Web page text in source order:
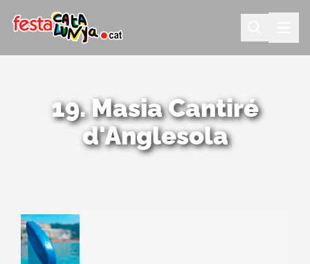
19. Masia Cantiré
d'Anglesola